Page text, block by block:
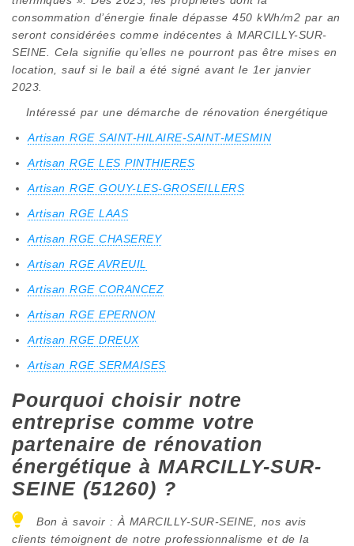
consommation d’énergie finale dépasse 450 kWh/m2 par an
seront considérées comme indécentes à MARCILLY-SUR-
SEINE. Cela signifie qu’elles ne pourront pas être mises en
location, sauf si le bail a été signé avant le 1er janvier
2023.
Intéressé par une démarche de rénovation énergétique
Artisan RGE SAINT-HILAIRE-SAINT-MESMIN
Artisan RGE LES PINTHIERES
Artisan RGE GOUY-LES-GROSEILLERS
Artisan RGE LAAS
Artisan RGE CHASEREY
Artisan RGE AVREUIL
Artisan RGE CORANCEZ
Artisan RGE EPERNON
Artisan RGE DREUX
Artisan RGE SERMAISES
Pourquoi choisir notre
entreprise comme votre
partenaire de rénovation
énergétique à MARCILLY-SUR-
SEINE (51260) ?
Bon à savoir : À MARCILLY-SUR-SEINE, nos avis
clients témoignent de notre professionnalisme et de la